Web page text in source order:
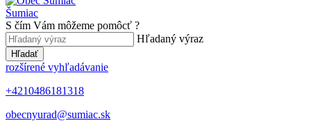
Šumiac
S čím Vám môžeme pomôcť ?
Hľadaný výraz
Hľadať
rozšírené vyhľadávanie
+4210486181318
obecnyurad@sumiac.sk